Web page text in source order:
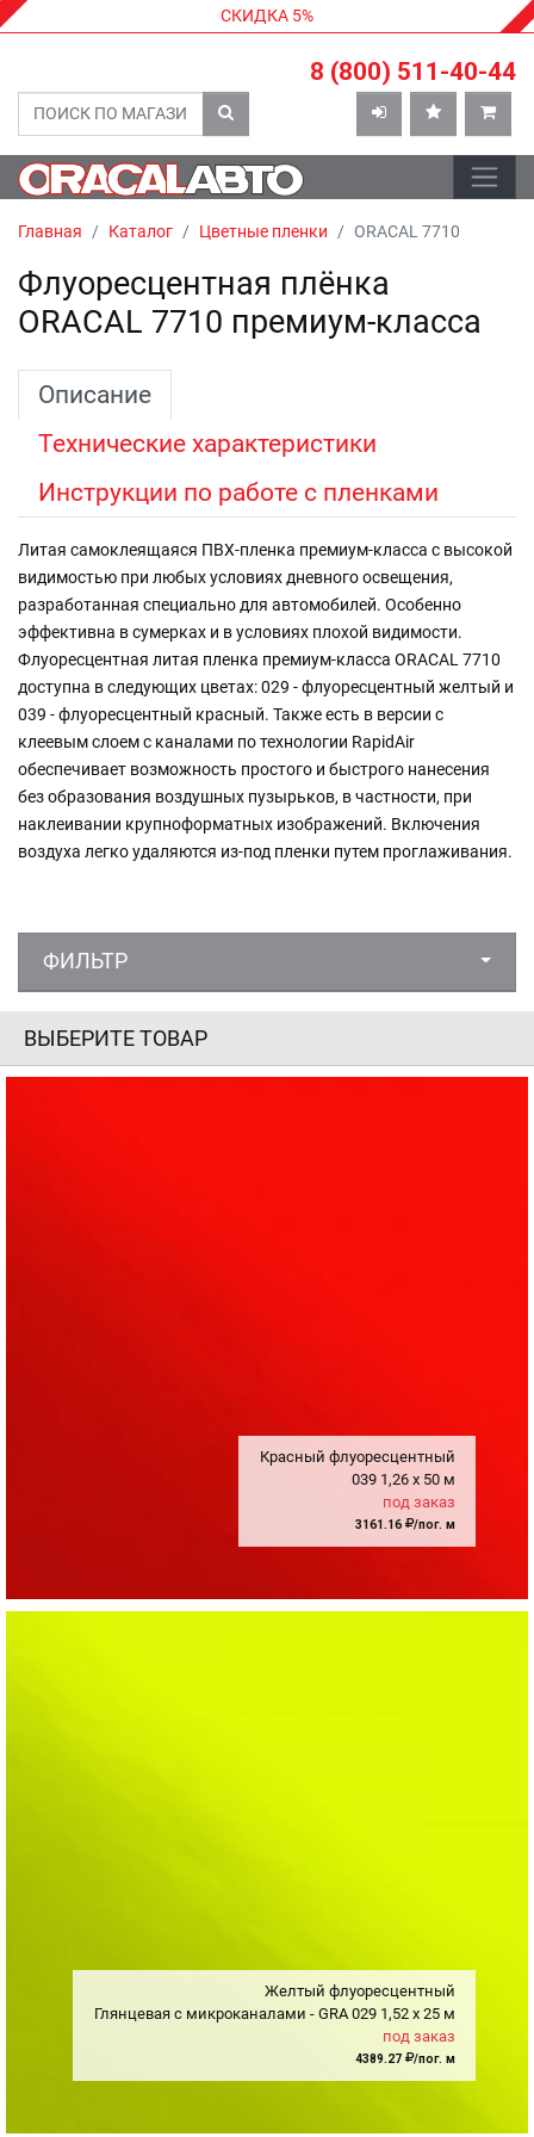
СКИДКА 5%
8 (800) 511-40-44
Главная Каталог Цветные пленки ORACAL 7710
Флуоресцентная плёнка
ORACAL 7710 премиум-класса
Описание
Технические характеристики
Инструкции по работе с пленками
Литая самоклеящаяся ПВХ-пленка премиум-класса с высокой
видимостью при любых условиях дневного освещения,
разработанная специально для автомобилей. Особенно
эффективна в сумерках и в условиях плохой видимости.
Флуоресцентная литая пленка премиум-класса ORACAL 7710
доступна в следующих цветах: 029 - флуоресцентный желтый и
039 - флуоресцентный красный. Также есть в версии с
клеевым слоем с каналами по технологии RapidAir
обеспечивает возможность простого и быстрого нанесения
без образования воздушных пузырьков, в частности, при
наклеивании крупноформатных изображений. Включения
воздуха легко удаляются из-под пленки путем проглаживания.
ФИЛЬТР
ВЫБЕРИТЕ ТОВАР
Красный флуоресцентный
039 1,26x 50 м
под заказ
3161.16 /пог. м
Желтый флуоресцентный
Глянцевая с микроканалами - GRA 029 1,52x 25 м
под заказ
4389.27 /пог. м